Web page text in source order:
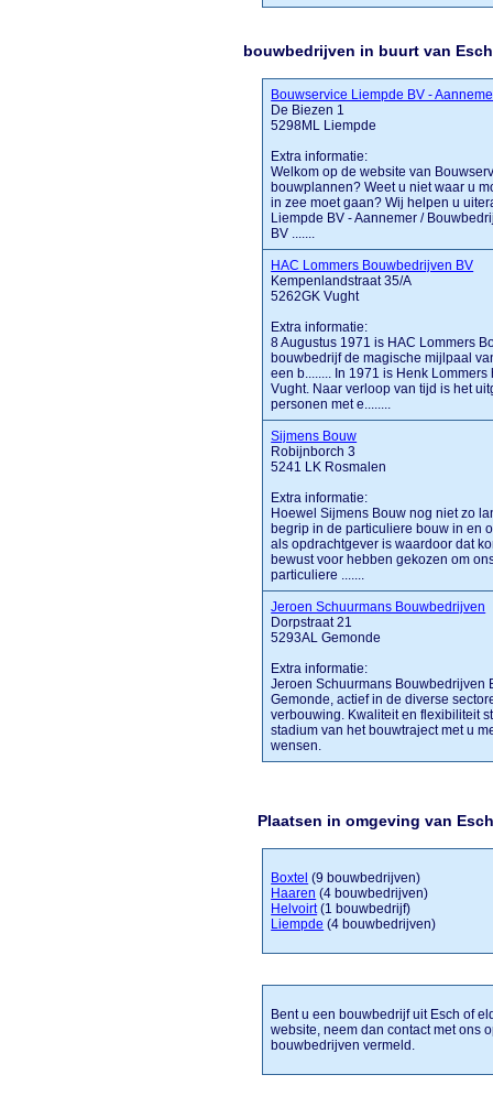
bouwbedrijven in buurt van Esch
Bouwservice Liempde BV -
De Biezen 1
5298ML Liempde
Extra informatie:
Welkom op de website van
bouwplannen? Weet u niet waar u
in zee moet gaan? Wij helpen u
Liempde BV - Aannemer /
BV .......
HAC Lommers Bouwbedrijven BV
Kempenlandstraat 35/A
5262GK Vught
Extra informatie:
8 Augustus 1971 is HAC Lommers
bouwbedrijf de magische mijlpaal
een b........ In 1971 is Henk
Vught. Naar verloop van tijd is het
personen met e........
Sijmens Bouw
Robijnborch 3
5241 LK Rosmalen
Extra informatie:
Hoewel Sijmens Bouw nog niet zo
begrip in de particuliere bouw in en
als opdrachtgever is waardoor dat
bewust voor hebben gekozen om
particuliere .......
Jeroen Schuurmans Bouwbedrijven
Dorpstraat 21
5293AL Gemonde
Extra informatie:
Jeroen Schuurmans Bouwbedrijven
Gemonde, actief in de diverse
verbouwing. Kwaliteit en flexibiliteit
stadium van het bouwtraject met u
wensen.
Plaatsen in omgeving van
Boxtel (9 bouwbedrijven)
Haaren (4 bouwbedrijven)
Helvoirt(1 bouwbedrijf)
Liempde (4 bouwbedrijven)
Bent u een bouwbedrijf uit Esch of
website, neem dan contact met ons
bouwbedrijven vermeld.